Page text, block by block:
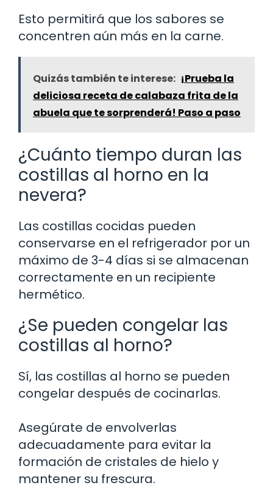
Esto permitirá que los sabores se
concentren aún más en la carne.
Quizás también te interese: ¡Prueba la
deliciosa receta de calabaza frita de la
abuela que te sorprenderá! Paso a paso
¿Cuánto tiempo duran las
costillas al horno en la
nevera?
Las costillas cocidas pueden
conservarse en el refrigerador por un
máximo de 3-4 días si se almacenan
correctamente en un recipiente
hermético.
¿Se pueden congelar las
costillas al horno?
Sí, las costillas al horno se pueden
congelar después de cocinarlas.
Asegúrate de envolverlas
adecuadamente para evitar la
formación de cristales de hielo y
mantener su frescura.